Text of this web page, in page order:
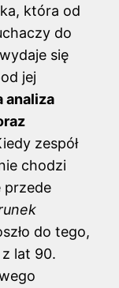
która od
do
się
jej
analiza
zespół
chodzi
przede
do tego,
lat 90.